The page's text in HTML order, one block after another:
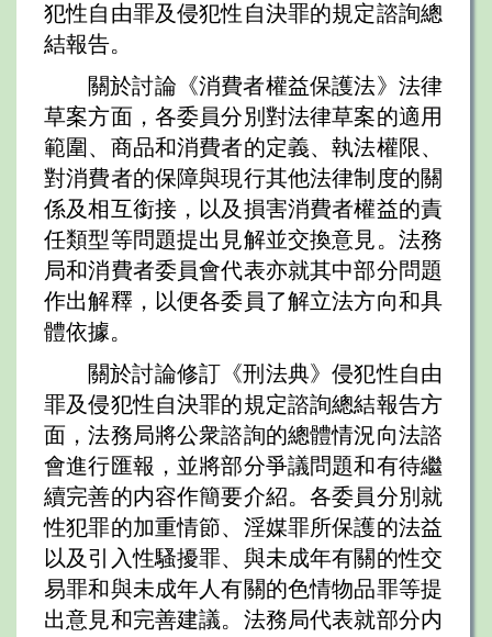
犯性自由罪及侵犯性自決罪的規定諮詢總
結報告。
關於討論《消費者權益保護法》法律
草案方面，各委員分別對法律草案的適用
範圍、商品和消費者的定義、執法權限、
對消費者的保障與現行其他法律制度的關
係及相互銜接，以及損害消費者權益的責
任類型等問題提出見解並交換意見。法務
局和消費者委員會代表亦就其中部分問題
作出解釋，以便各委員了解立法方向和具
體依據。
關於討論修訂《刑法典》侵犯性自由
罪及侵犯性自決罪的規定諮詢總結報告方
面，法務局將公衆諮詢的總體情況向法諮
會進行匯報，並將部分爭議問題和有待繼
續完善的内容作簡要介紹。各委員分別就
性犯罪的加重情節、淫媒罪所保護的法益
以及引入性騷擾罪、與未成年有關的性交
易罪和與未成年人有關的色情物品罪等提
出意見和完善建議。法務局代表就部分内